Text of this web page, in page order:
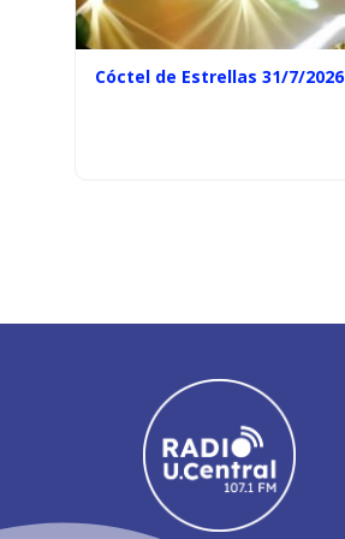
Cóctel de Estrellas 31/7/2026